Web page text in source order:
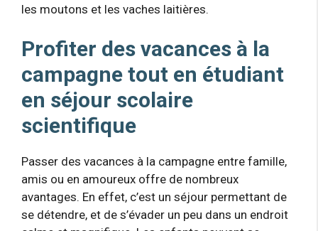
les moutons et les vaches laitières.
Profiter des vacances à la
campagne tout en étudiant
en séjour scolaire
scientifique
Passer des vacances à la campagne entre famille,
amis ou en amoureux offre de nombreux
avantages. En effet, c’est un séjour permettant de
se détendre, et de s’évader un peu dans un endroit